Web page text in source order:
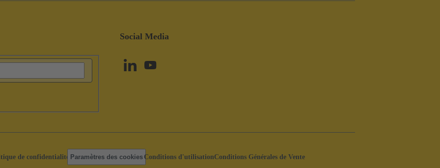
Social Media
de confidentialité Paramètres des cookies Conditions d'utilisationConditions Générales de Vente